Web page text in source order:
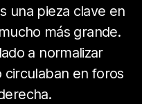
una pieza clave en
más grande.
a normalizar
circulaban en foros